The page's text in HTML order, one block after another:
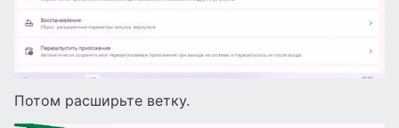
Потом расширьте ветку.